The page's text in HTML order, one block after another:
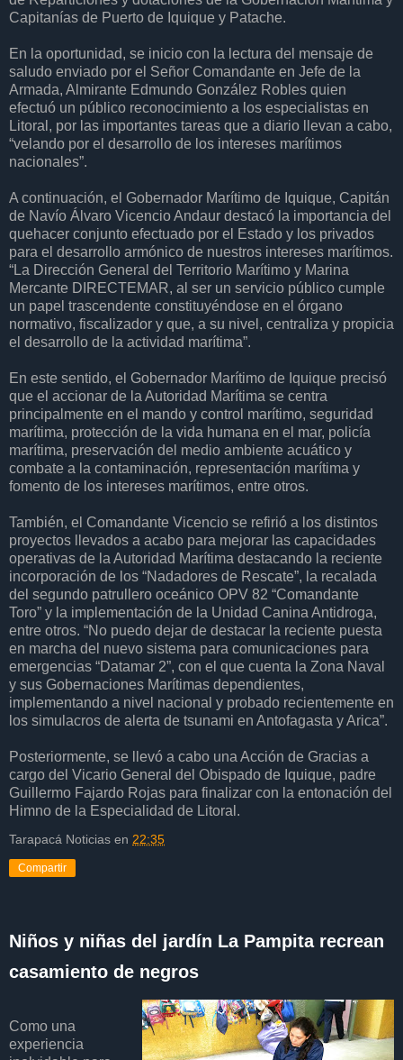
Capitanías de Puerto de Iquique y Patache.
En la oportunidad, se inicio con la lectura del mensaje de
saludo enviado por el Señor Comandante en Jefe de la
Armada, Almirante Edmundo González Robles quien
efectuó un público reconocimiento a los especialistas en
Litoral, por las importantes tareas que a diario llevan a cabo,
“velando por el desarrollo de los intereses marítimos
nacionales”.
A continuación, el Gobernador Marítimo de Iquique, Capitán
de Navío Álvaro Vicencio Andaur destacó la importancia del
quehacer conjunto efectuado por el Estado y los privados
para el desarrollo armónico de nuestros intereses marítimos.
“La Dirección General del Territorio Marítimo y Marina
Mercante DIRECTEMAR, al ser un servicio público cumple
un papel trascendente constituyéndose en el órgano
normativo, fiscalizador y que, a su nivel, centraliza y propicia
el desarrollo de la actividad marítima”.
En este sentido, el Gobernador Marítimo de Iquique precisó
que el accionar de la Autoridad Marítima se centra
principalmente en el mando y control marítimo, seguridad
marítima, protección de la vida humana en el mar, policía
marítima, preservación del medio ambiente acuático y
combate a la contaminación, representación marítima y
fomento de los intereses marítimos, entre otros.
También, el Comandante Vicencio se refirió a los distintos
proyectos llevados a acabo para mejorar las capacidades
operativas de la Autoridad Marítima destacando la reciente
incorporación de los “Nadadores de Rescate”, la recalada
del segundo patrullero oceánico OPV 82 “Comandante
Toro” y la implementación de la Unidad Canina Antidroga,
entre otros. “No puedo dejar de destacar la reciente puesta
en marcha del nuevo sistema para comunicaciones para
emergencias “Datamar 2”, con el que cuenta la Zona Naval
y sus Gobernaciones Marítimas dependientes,
implementando a nivel nacional y probado recientemente en
los simulacros de alerta de tsunami en Antofagasta y Arica”.
Posteriormente, se llevó a cabo una Acción de Gracias a
cargo del Vicario General del Obispado de Iquique, padre
Guillermo Fajardo Rojas para finalizar con la entonación del
Himno de la Especialidad de Litoral.
Tarapacá Noticias en 22:35
Compartir
Niños y niñas del jardín La Pampita recrean
casamiento de negros
Como una
experiencia